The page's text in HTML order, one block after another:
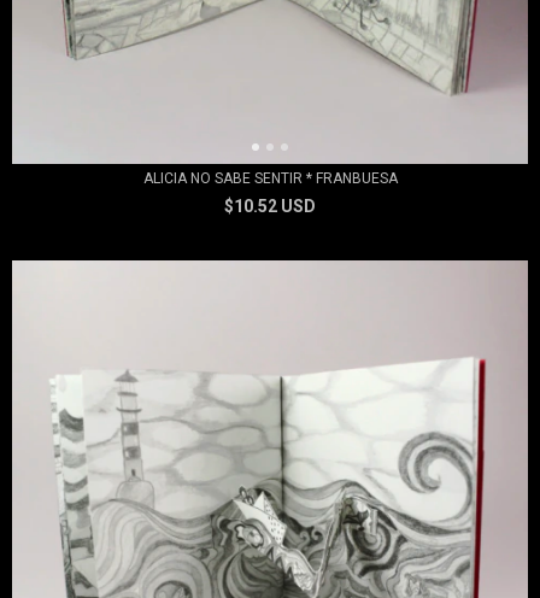
ALICIA NO SABE SENTIR * FRANBUESA
$10.52 USD